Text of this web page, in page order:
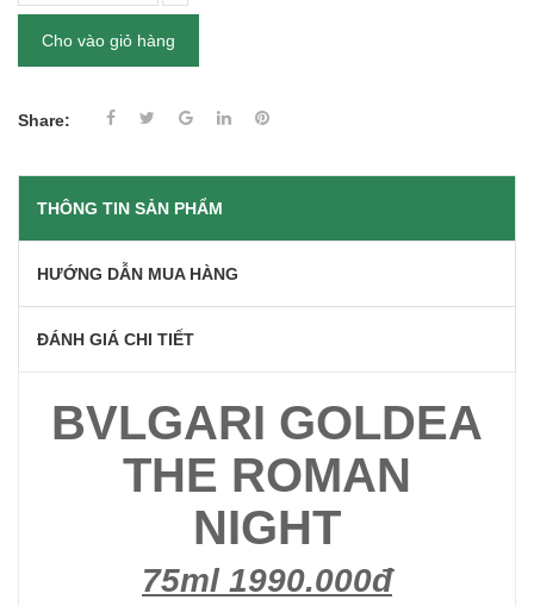
Cho vào giỏ hàng
Share:
THÔNG TIN SẢN PHẨM
HƯỚNG DẪN MUA HÀNG
ĐÁNH GIÁ CHI TIẾT
BVLGARI GOLDEA
THE ROMAN
NIGHT
75ml 1990.000đ